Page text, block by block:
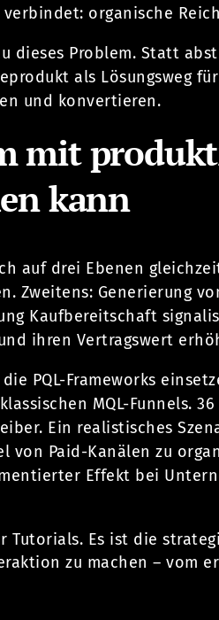
organische
dieses Problem. Statt
als Lösungsweg
und konvertieren.
mit
kann
auf drei Ebenen
Generierung
Kaufbereitschaft
ihren Vertragswert
PQL-Frameworks
MQL-Funnels.
Ein realistisches
von Paid-Kanälen zu
Effekt bei
Es ist die
zu machen – vom